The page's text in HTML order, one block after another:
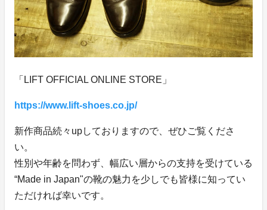
「LIFT OFFICIAL ONLINE STORE」
https://www.lift-shoes.co.jp/
新作商品続々upしておりますので、ぜひご覧くださ
い。
性別や年齢を問わず、幅広い層からの支持を受けている
“Made in Japan"の靴の魅力を少しでも皆様に知ってい
ただければ幸いです。